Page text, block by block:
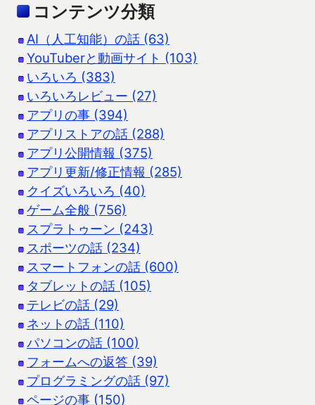
コンテンツ分類
AI（人工知能）の話 (63)
YouTuberと動画サイト (103)
いろいろ (383)
いろいろレビュー (27)
アプリの事 (394)
アプリストアの話 (288)
アプリ公開情報 (375)
アプリ更新/修正情報 (285)
クイズいろいろ (40)
ゲーム全般 (756)
スプラトゥーン (243)
スポーツの話 (234)
スマートフォンの話 (600)
タブレットの話 (105)
テレビの話 (29)
ネットの話 (110)
パソコンの話 (100)
フォームへの返答 (39)
プログラミングの話 (97)
ページの事 (150)